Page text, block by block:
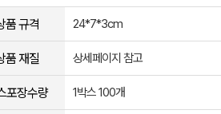
품 규격 24*7*3cm
품 재질 상세페이지 참고
포장수량 1박스 100개